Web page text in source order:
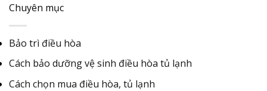
Chuyên mục
Bảo trì điều hòa
Cách bảo dưỡng vệ sinh điều hòa tủ lạnh
Cách chọn mua điều hòa, tủ lạnh